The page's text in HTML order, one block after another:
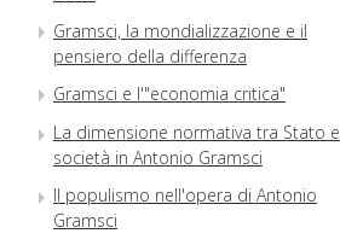
Gramsci, la mondializzazione e il
pensiero della differenza
Gramsci e l'"economia critica"
La dimensione normativa tra Stato e
società in Antonio Gramsci
Il populismo nell'opera di Antonio
Gramsci